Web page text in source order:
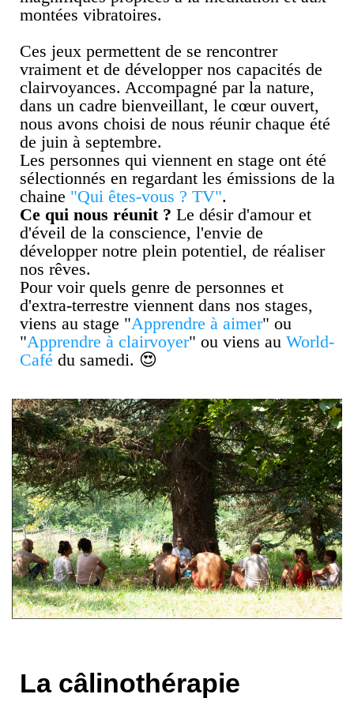
montées vibratoires.
Ces jeux permettent de se rencontrer
vraiment et de développer nos capacités de
clairvoyances. Accompagné par la nature,
dans un cadre bienveillant, le cœur ouvert,
nous avons choisi de nous réunir chaque été
de juin à septembre.
Les personnes qui viennent en stage ont été
sélectionnés en regardant les émissions de la
chaine "Qui êtes-vous ? TV".
Ce qui nous réunit ? Le désir d'amour et
d'éveil de la conscience, l'envie de
développer notre plein potentiel, de réaliser
nos rêves.
Pour voir quels genre de personnes et
d'extra-terrestre viennent dans nos stages,
viens au stage "Apprendre à aimer" ou
"Apprendre à clairvoyer" ou viens au World-
Café du samedi. 😍
La câlinothérapie